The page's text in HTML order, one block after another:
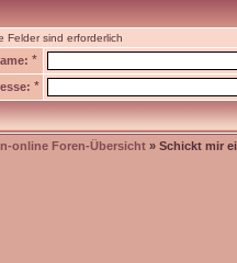
Felder sind erforderlich
*
*
online Foren-Übersicht » Schickt mir